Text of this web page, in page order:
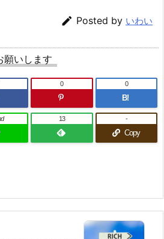
 Posted by いわい
願いします
0
B!
0
13
Copy
-